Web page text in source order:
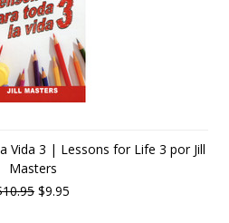
Vida 3 | Lessons for Life 3 por Jill
Masters
$9.95